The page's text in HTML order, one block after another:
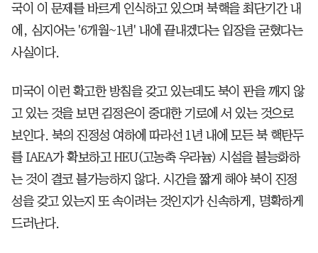
국이 이 문제를 바르게 인식하고 있으며 북핵을 최단기간 내
에, 심지어는 '6개월~1년' 내에 끝내겠다는 입장을 굳혔다는
사실이다.
미국이 이런 확고한 방침을 갖고 있는데도 북이 판을 깨지 않
고 있는 것을 보면 김정은이 중대한 기로에 서 있는 것으로
보인다. 북의 진정성 여하에 따라선 1년 내에 모든 북 핵탄두
를 IAEA가 확보하고 HEU(고농축 우라늄) 시설을 불능화하
는 것이 결코 불가능하지 않다. 시간을 짧게 해야 북이 진정
성을 갖고 있는지 또 속이려는 것인지가 신속하게, 명확하게
드러난다.